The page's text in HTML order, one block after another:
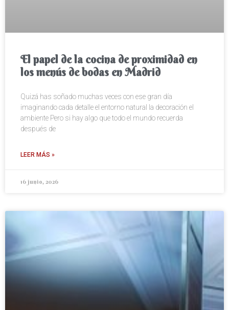
El papel de la cocina de proximidad en
los menús de bodas en Madrid
Quizá has soñado muchas veces con ese gran día
imaginando cada detalle el entorno natural la decoración el
ambiente Pero si hay algo que todo el mundo recuerda
después de
LEER MÁS »
16 junio, 2026